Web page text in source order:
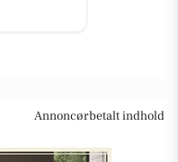
Annoncørbetalt indhold